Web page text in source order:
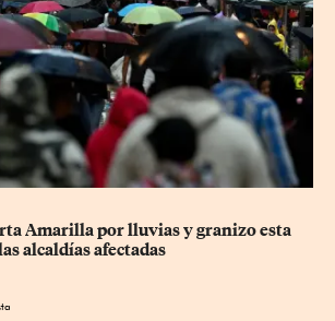
Amarilla por lluvias y granizo esta
alcaldías afectadas